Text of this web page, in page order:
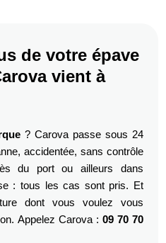
de votre épave
vient à
? Carova passe sous 24
accidentée, sans contrôle
du port ou ailleurs dans
: tous les cas sont pris. Et
dont vous voulez vous
Appelez Carova : 09 70 70